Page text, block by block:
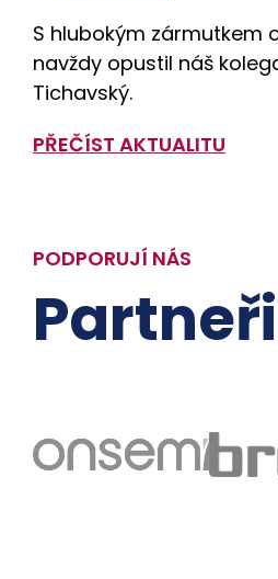
S hlubokým zármutkem
navždy opustil náš
Tichavský.
PŘEČÍST AKTUALITU
PODPORUJÍ NÁS